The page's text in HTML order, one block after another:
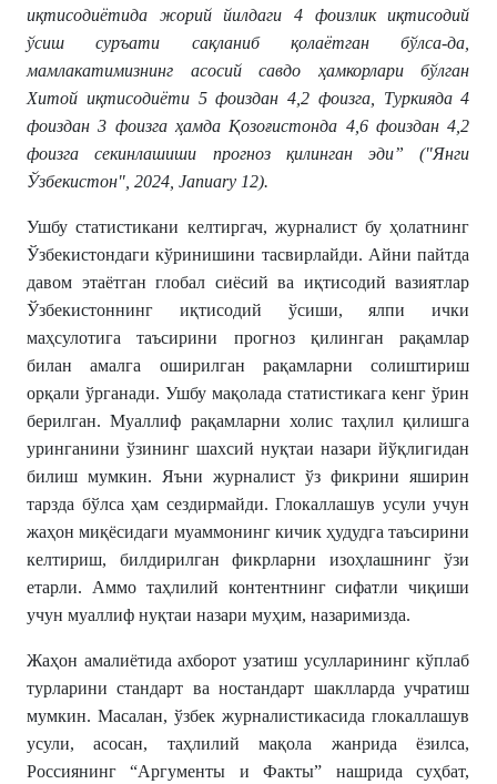
иқтисодиётида жорий йилдаги 4 фоизлик иқтисодий
ўсиш суръати сақланиб қолаётган бўлса-да,
мамлакатимизнинг асосий савдо ҳамкорлари бўлган
Хитой иқтисодиёти 5 фоиздан 4,2 фоизга, Туркияда 4
фоиздан 3 фоизга ҳамда Қозоғистонда 4,6 фоиздан 4,2
фоизга секинлашиши прогноз қилинган эди” ("Янги
Ўзбекистон", 2024, January 12).
Ушбу статистикани келтиргач, журналист бу ҳолатнинг
Ўзбекистондаги кўринишини тасвирлайди. Айни пайтда
давом этаётган глобал сиёсий ва иқтисодий вазиятлар
Ўзбекистоннинг иқтисодий ўсиши, ялпи ички
маҳсулотига таъсирини прогноз қилинган рақамлар
билан амалга оширилган рақамларни солиштириш
орқали ўрганади. Ушбу мақолада статистикага кенг ўрин
берилган. Муаллиф рақамларни холис таҳлил қилишга
уринганини ўзининг шахсий нуқтаи назари йўқлигидан
билиш мумкин. Яъни журналист ўз фикрини яширин
тарзда бўлса ҳам сездирмайди. Глокаллашув усули учун
жаҳон миқёсидаги муаммонинг кичик ҳудудга таъсирини
келтириш, билдирилган фикрларни изоҳлашнинг ўзи
етарли. Аммо таҳлилий контентнинг сифатли чиқиши
учун муаллиф нуқтаи назари муҳим, назаримизда.
Жаҳон амалиётида ахборот узатиш усулларининг кўплаб
турларини стандарт ва ностандарт шаклларда учратиш
мумкин. Масалан, ўзбек журналистикасида глокаллашув
усули, асосан, таҳлилий мақола жанрида ёзилса,
Россиянинг “Аргументы и Факты” нашрида суҳбат,